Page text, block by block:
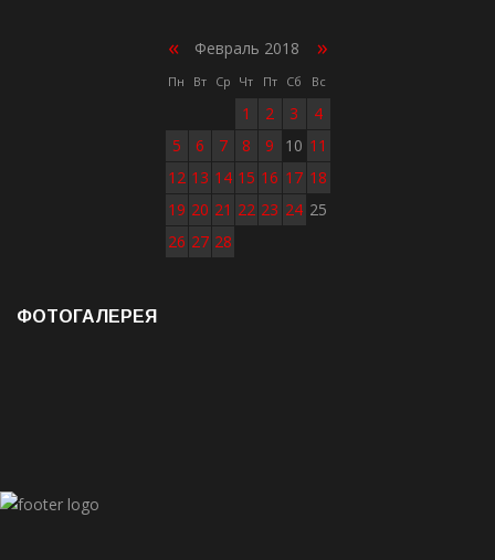
« Февраль 2018 »
Пн Вт Ср Чт Пт Сб Вс
1 2 3
4
5
6 7 8 9 10 11
12 13 14 15 16 17 18
19 20 21 22 23 24 25
26 27 28
ФОТОГАЛЕРЕЯ